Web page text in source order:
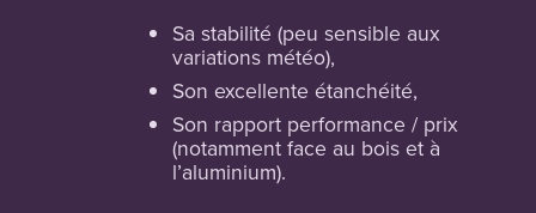
Sa stabilité (peu sensible aux
variations météo),
Son excellente étanchéité,
Son rapport performance / prix
(notamment face au bois et à
l’aluminium).